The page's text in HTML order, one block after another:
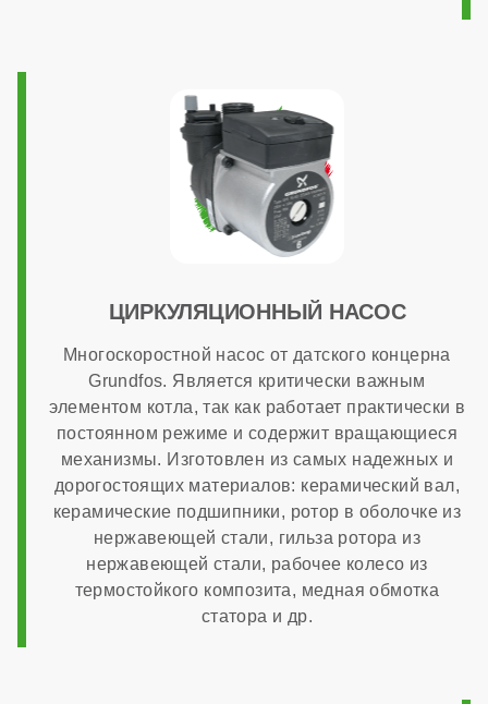
400x700x300 мм
7 лет
ЦИРКУЛЯЦИОННЫЙ НАСОС
Многоскоростной насос от датского концерна
Grundfos. Является критически важным
элементом котла, так как работает практически в
постоянном режиме и содержит вращающиеся
механизмы. Изготовлен из самых надежных и
дорогостоящих материалов: керамический вал,
керамические подшипники, ротор в оболочке из
нержавеющей стали, гильза ротора из
нержавеющей стали, рабочее колесо из
термостойкого композита, медная обмотка
статора и др.